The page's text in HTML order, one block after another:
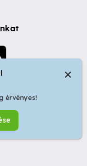
nr 34, Oradea
-
Ingyenes
érvényes!